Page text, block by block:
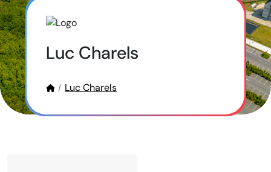
Luc Charels
Luc Charels